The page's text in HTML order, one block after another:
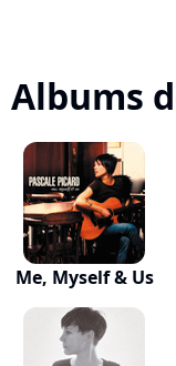
Albums
Me, Myself & Us